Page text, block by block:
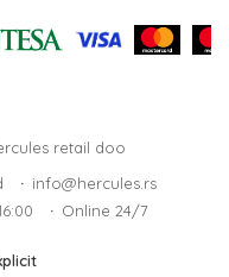
retail doo
info@hercules.rs
Online 24/7